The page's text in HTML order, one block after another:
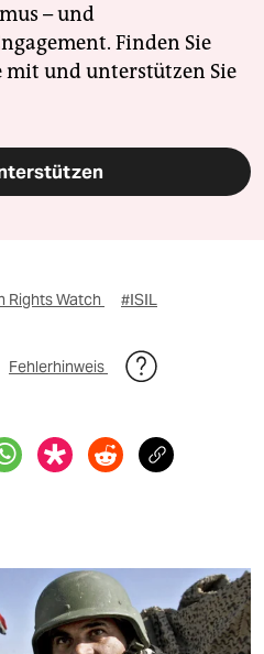
– und
Finden Sie
mit und unterstützen Sie
Rights Watch #ISIL
Fehlerhinweis